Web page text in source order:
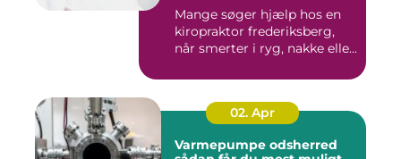
Mange søger hjælp hos en
kiropraktor frederiksberg,
når smerter i ryg, nakke elle...
02. Apr
Varmepumpe odsherred